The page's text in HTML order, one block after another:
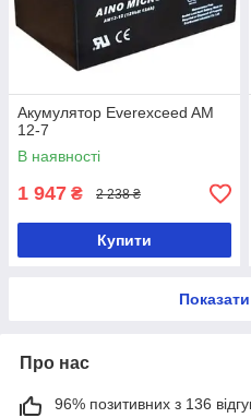
Акумулятор Everexceed AM
12-7
В наявності
1 947 ₴ 2 238 ₴
Купити
Про нас
96% позитивних з 136